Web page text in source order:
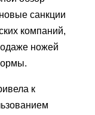
санкции
компаний,
ножей
к